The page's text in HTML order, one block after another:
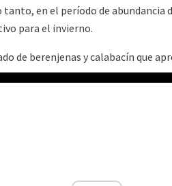
en el período de abundancia
para el invierno.
de berenjenas y calabacín que